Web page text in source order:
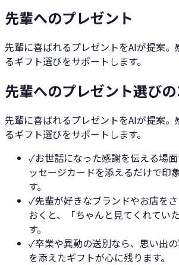
先輩へのプレゼント
先輩に喜ばれるプレゼントをAIが提案
るギフト選びをサポートします。
先輩へのプレゼント選び
先輩に喜ばれるプレゼントをAIが提案
るギフト選びをサポートします。
✓お世話になった感謝を伝える場
ッセージカードを添えるだけで印
す。
✓先輩が好きなブランドやお店を
おくと、「ちゃんと見てくれてい
す。
✓卒業や異動の送別なら、思い出
を添えたギフトが心に残ります。